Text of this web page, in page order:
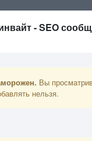
- SEO
Вы
нельзя.